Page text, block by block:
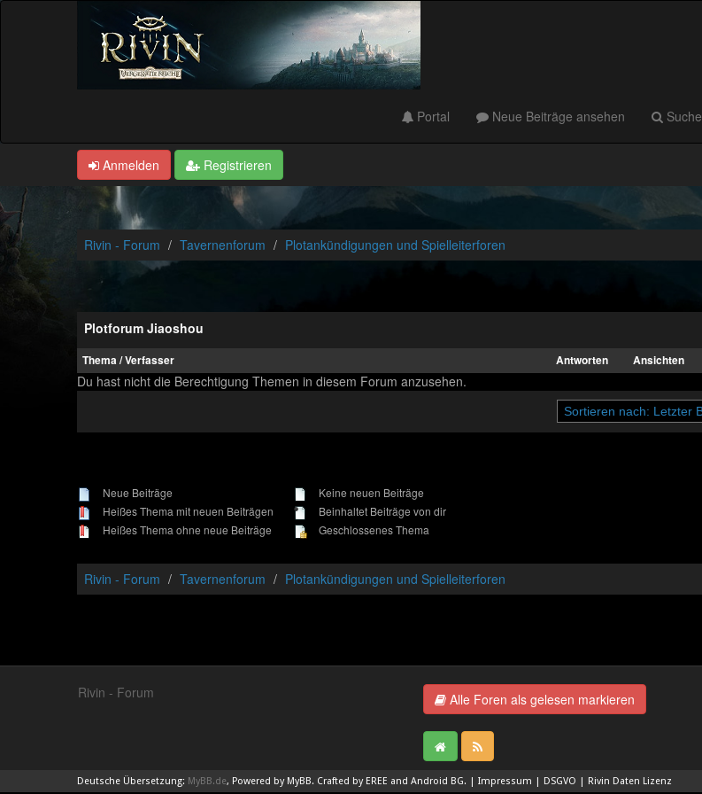
Portal Neue Beiträge ansehen Suche
Anmelden Registrieren
Rivin - Forum Tavernenforum Plotankündigungen und Spielleiterforen
Plotforum Jiaoshou
Thema /Verfasser Antworten Ansichten
Du hast nicht die Berechtigung Themen in diesem Forum anzusehen.
Neue Beiträge
Heißes Thema mit neuen Beiträgen
Heißes Thema ohne neue Beiträge
Keine neuen Beiträge
Beinhaltet Beiträge von dir
Geschlossenes Thema
Rivin - Forum Tavernenforum Plotankündigungen und Spielleiterforen
Rivin - Forum Alle Foren als gelesen markieren
Deutsche Übersetzung: MyBB.de, Powered by MyBB. Crafted by EREE and Android BG. | Impressum | DSGVO | Rivin Daten Lizenz